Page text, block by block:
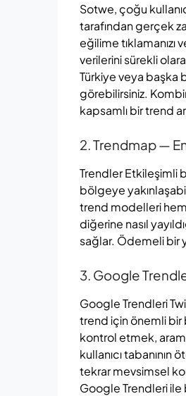
Sotwe, çoğu
tarafından gerçek
eğilime
verilerini sürekli
Türkiye veya başka
görebilirsiniz.
kapsamlı bir trend
2. Trendmap —
Trendler Etkileşimli
bölgeye
trend modelleri
diğerine nasıl
sağlar. Ödemeli bir
3. Google
Google Trendleri
trend için önemli
kontrol etmek,
kullanıcı
tekrar mevsimsel
Google Trendleri ile